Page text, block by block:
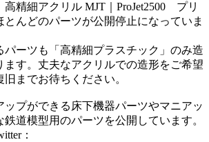
精細アクリル MJT｜ProJet2500 プリ
とんどのパーツが公開停止になっていま
ーツも「高精細プラスチック」のみ造
ます。丈夫なアクリルでの造形をご希望
までお待ちください。
ップができる床下機器パーツやマニアッ
道模型用のパーツを公開しています。
：